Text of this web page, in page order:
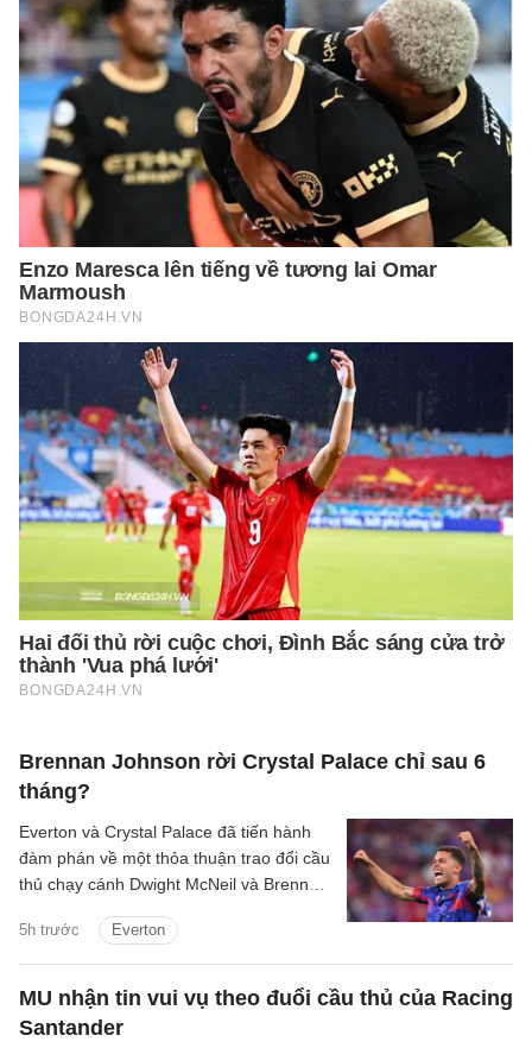
Brennan Johnson rời Crystal Palace chỉ sau 6
tháng?
5h trước Everton
Everton và Crystal Palace đã tiến hành
đàm phán về một thỏa thuận trao đổi cầu
thủ chạy cánh Dwight McNeil và Brennan
MU nhận tin vui vụ theo đuổi cầu thủ của Racing
Santander